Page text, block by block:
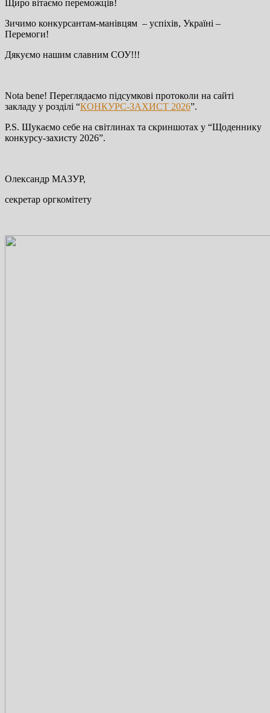
Щиро вітаємо переможців!
Зичимо конкурсантам-манівцям – успіхів, Україні –
Перемоги!
Дякуємо нашим славним СОУ!!!
Nota bene! Переглядаємо підсумкові протоколи на сайті
закладу у розділі “КОНКУРС-ЗАХИСТ 2026”.
P.S. Шукаємо себе на світлинах та скриншотах у “Щоденнику
конкурсу-захисту 2026”.
Олександр МАЗУР,
секретар оргкомітету